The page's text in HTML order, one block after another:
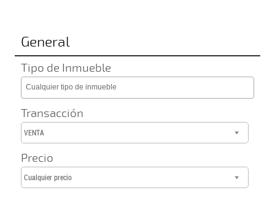
General
Tipo de Inmueble
Cualquier tipo de inmueble
Transacción
VENTA
Precio
Cualquier precio